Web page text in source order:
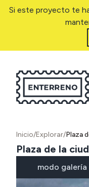
Si este proyecto te
Inicio/Explorar/Plaza
Plaza de la
modo galería